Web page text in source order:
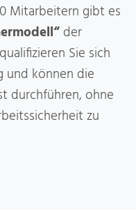
Mitarbeitern gibt es
der
Sie sich
und können die
durchführen, ohne
zu